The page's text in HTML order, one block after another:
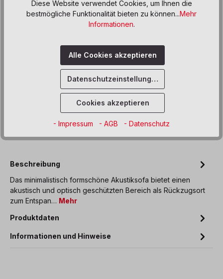
hellrot lila rot türkis
NEW LIFE EVOLUTION Ringel(Diese Option ist zurzeit nicht
Riol
Produkt Anzahl: Gib den
In den Warenkorb
Sofort verfügbar, Lieferzeit: 6 Wochen
Zum Merkzettel hinzufügen
Beschreibung
Das minimalistisch formschöne Akustiksofa bietet einen
akustisch und optisch geschützten Bereich als Rückzugsort
zum Entspan… Mehr
Produktdaten
Informationen und Hinweise
Diese Website verwendet Cookies, um Ihnen die
bestmögliche Funktionalität bieten zu können...Mehr
Informationen.
Alle Cookies akzeptieren
Datenschutzeinstellungen
Cookies akzeptieren
- Impressum - AGB - Datenschutz